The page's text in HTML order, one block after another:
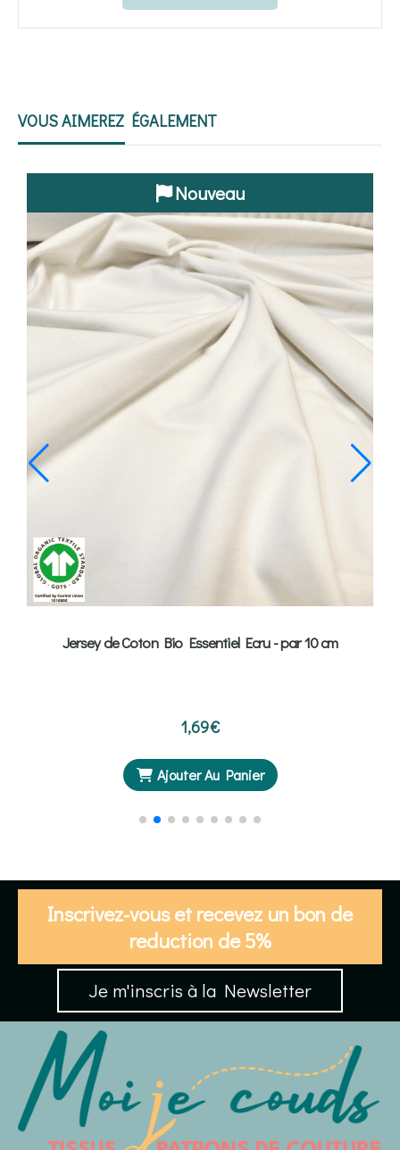
VOUS AIMEREZ ÉGALEMENT
Jersey de Coton Bio Essentiel Ecru - par 10 cm
1,69€
Ajouter Au Panier
Nouveau
Inscrivez-vous et recevez un bon de
reduction de 5%
Je m'inscris à la Newsletter